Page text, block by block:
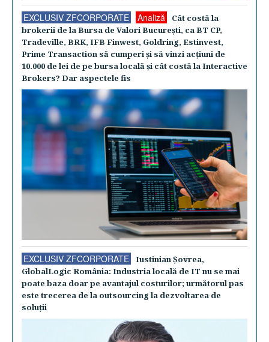
EXCLUSIV ZFCORPORATE Analiză
Cât costă la
brokerii de la Bursa de Valori Bucureşti, ca BT CP,
Tradeville, BRK, IFB Finwest, Goldring, Estinvest,
Prime Transaction să cumperi şi să vinzi acţiuni de
10.000 de lei de pe bursa locală şi cât costă la Interactive
Brokers? Dar aspectele fis
EXCLUSIV ZFCORPORATE
Iustinian Şovrea,
GlobalLogic România: Industria locală de IT nu se mai
poate baza doar pe avantajul costurilor; următorul pas
este trecerea de la outsourcing la dezvoltarea de
soluţii